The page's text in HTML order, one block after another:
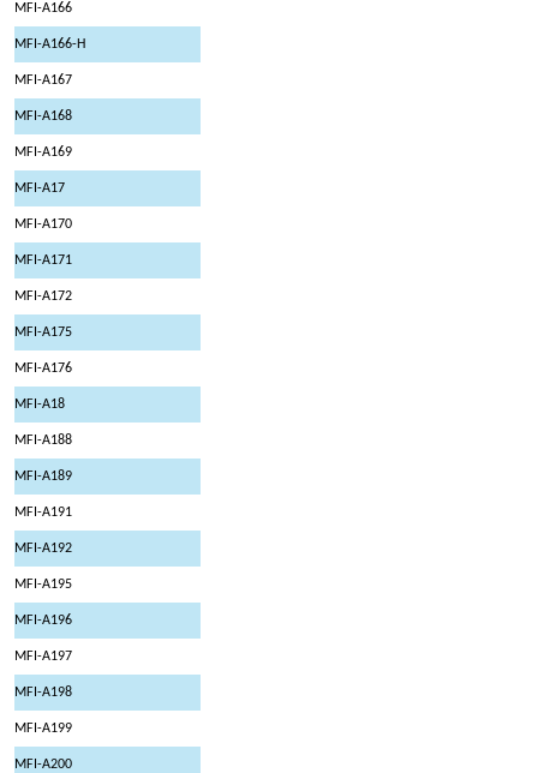
MFI-A166
MFI-A166-H
MFI-A167
MFI-A168
MFI-A169
MFI-A17
MFI-A170
MFI-A171
MFI-A172
MFI-A175
MFI-A176
MFI-A18
MFI-A188
MFI-A189
MFI-A191
MFI-A192
MFI-A195
MFI-A196
MFI-A197
MFI-A198
MFI-A199
MFI-A200